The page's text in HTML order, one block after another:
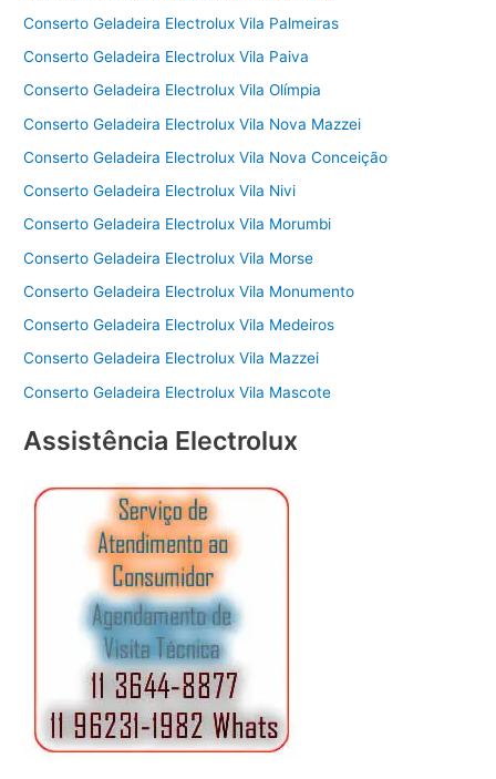
Conserto Geladeira Electrolux Vila Palmeiras
Conserto Geladeira Electrolux Vila Paiva
Conserto Geladeira Electrolux Vila Olímpia
Conserto Geladeira Electrolux Vila Nova Mazzei
Conserto Geladeira Electrolux Vila Nova Conceição
Conserto Geladeira Electrolux Vila Nivi
Conserto Geladeira Electrolux Vila Morumbi
Conserto Geladeira Electrolux Vila Morse
Conserto Geladeira Electrolux Vila Monumento
Conserto Geladeira Electrolux Vila Medeiros
Conserto Geladeira Electrolux Vila Mazzei
Conserto Geladeira Electrolux Vila Mascote
Assistência Electrolux